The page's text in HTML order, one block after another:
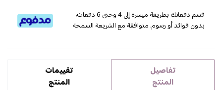
قسم دفعاتك بطريقة ميسرة إلى 4 وحتى 6 دفعات،
بدون فوائد أو رسوم. متوافقة مع الشريعة السمحة
تفاصيل
المنتج
تقييمات
المنتج